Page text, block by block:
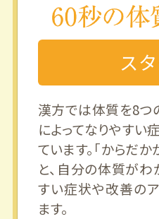
ス
漢方では体質を8つ
によってなりやすい
ています。「からだ
と、自分の体質がわ
すい症状や改善の
ます。